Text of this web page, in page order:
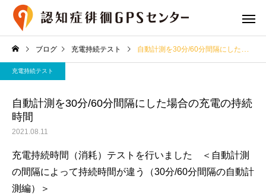
ブログ 充電持続テスト 自動計測を30分/60分間隔にした場合の充電の持続時間
充電持続テスト
自動計測を30分/60分間隔にした場合の充電の持続
時間
2021.08.11
充電持続時間（消耗）テストを行いました ＜自動計測
の間隔によって持続時間が違う（30分/60分間隔の自動計
測編）＞